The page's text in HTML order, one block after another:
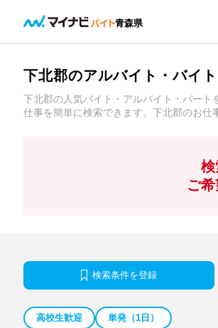
青森県
下北郡のアルバイト・バイ
下北郡の人気バイト・アルバイト・パー
仕事を簡単に検索できます。下北郡のお仕
検
ご
検索条件を登録
高校生歓迎 単発（1日）